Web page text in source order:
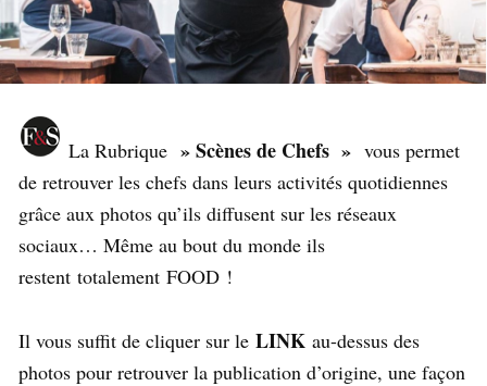
La Rubrique » Scènes de Chefs » vous permet
de retrouver les chefs dans leurs activités quotidiennes
grâce aux photos qu’ils diffusent sur les réseaux
sociaux… Même au bout du monde ils
restent totalement FOOD !
Il vous suffit de cliquer sur le LINK au-dessus des
photos pour retrouver la publication d’origine, une façon